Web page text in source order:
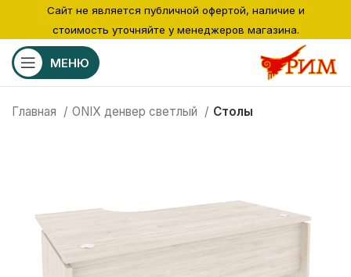
МЕНЮ
Главная ONIX денвер светлый Столы
Сайт не является публичной офертой, наличие и
стоимость уточняйте у менеджеров магазина.